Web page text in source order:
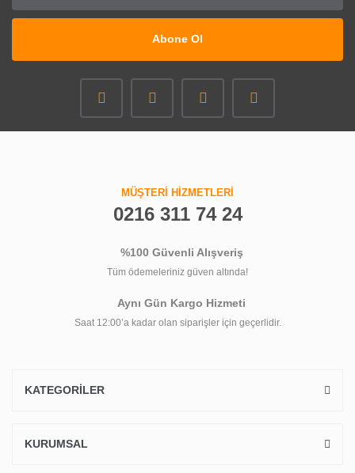
Abone Ol
MÜŞTERİ HİZMETLERİ
0216 311 74 24
%100 Güvenli Alışveriş
Tüm ödemeleriniz güven altında!
Aynı Gün Kargo Hizmeti
Saat 12:00’a kadar olan siparişler için geçerlidir.
KATEGORİLER
KURUMSAL